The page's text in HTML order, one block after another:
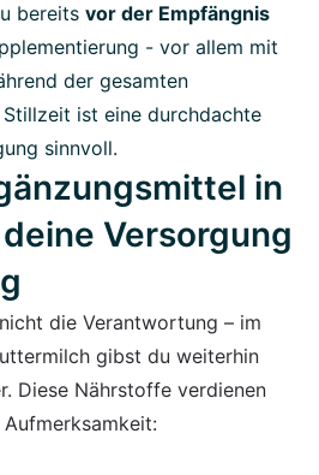
bereits vor der Empfängnis
- vor allem mit
der gesamten
ist eine durchdachte
sinnvoll.
in
Versorgung
die Verantwortung – im
gibst du weiterhin
Diese Nährstoffe verdienen